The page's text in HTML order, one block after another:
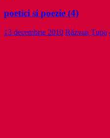
poetici si poezie (4)
13 decembrie 2010 Răzvan Țupa